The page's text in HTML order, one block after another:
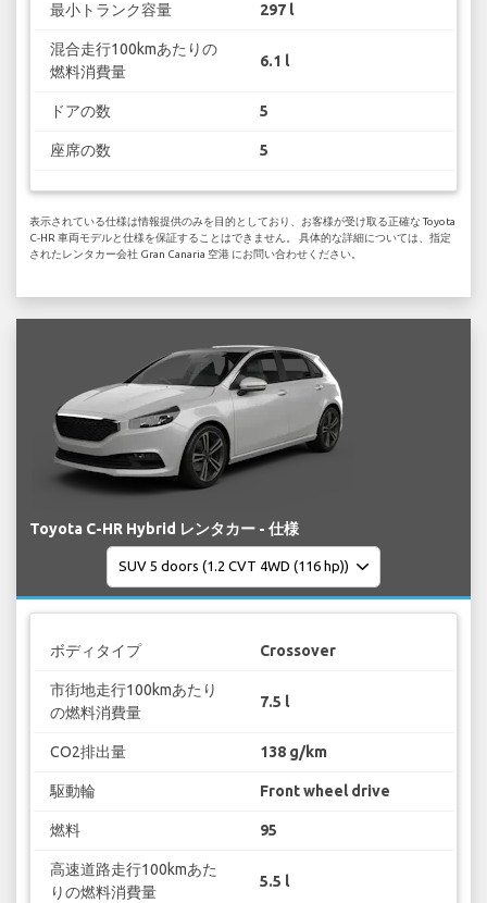
最小トランク容量 297 l
混合走行100kmあたりの
燃料消費量
6.1 l
ドアの数 5
座席の数 5
表示されている仕様は情報提供のみを目的としており、お客様が受け取る正確な Toyota
C-HR 車両モデルと仕様を保証することはできません。 具体的な詳細については、指定
されたレンタカー会社 Gran Canaria 空港 にお問い合わせください。
Toyota C-HR Hybrid レンタカー - 仕様
ボディタイプ Crossover
市街地走行100kmあたり
の燃料消費量
7.5 l
CO2排出量 138 g/km
駆動輪 Front wheel drive
燃料 95
高速道路走行100kmあた
りの燃料消費量
5.5 l